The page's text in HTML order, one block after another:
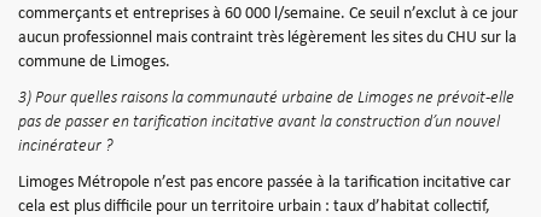
commerçants et entreprises à 60 000 l/semaine. Ce seuil n’exclut à ce jour
aucun professionnel mais contraint très légèrement les sites du CHU sur la
commune de Limoges.
3) Pour quelles raisons la communauté urbaine de Limoges ne prévoit-elle
pas de passer en tarification incitative avant la construction d’un nouvel
incinérateur ?
Limoges Métropole n’est pas encore passée à la tarification incitative car
cela est plus difficile pour un territoire urbain : taux d’habitat collectif,